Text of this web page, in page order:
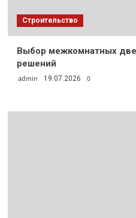
Строительство
Выбор межкомнатных
решений
admin 19.07.2026 0